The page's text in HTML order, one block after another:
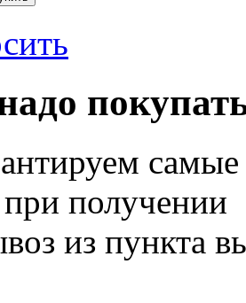
получении
из пункта